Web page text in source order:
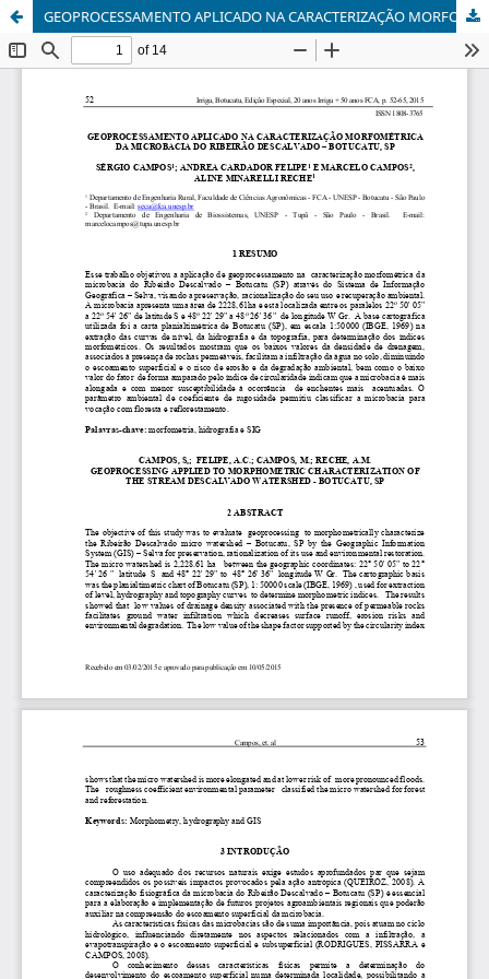
GEOPROCESSAMENTO APLICADO NA CARACTERIZAÇÃO MORFOMÉTRICA DA MICROBACIA DO RIBEIRÃO DESCALVADO – BOTUCATU, SP